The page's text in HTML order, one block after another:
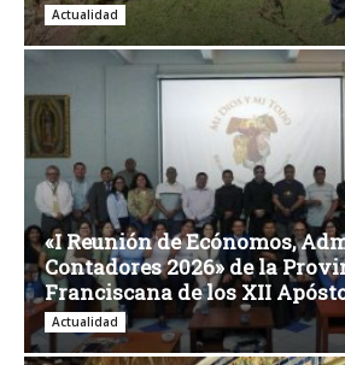
Actualidad
«I Reunión de Ecónomos,
Contadores 2026» de la
Franciscana de los XII
Actualidad